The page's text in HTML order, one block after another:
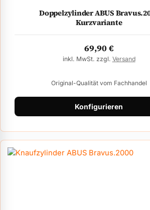
Doppelzylinder ABUS
Kurzvariante
69,90€
inkl. MwSt. zzgl. Versand
Original-Qualität vom Fachhandel
Konfigurieren